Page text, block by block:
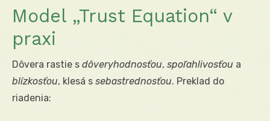
Model „Trust Equation“ v
praxi
Dôvera rastie s dôveryhodnosťou, spoľahlivosťou a
blízkosťou, klesá s sebastrednosťou. Preklad do
riadenia: